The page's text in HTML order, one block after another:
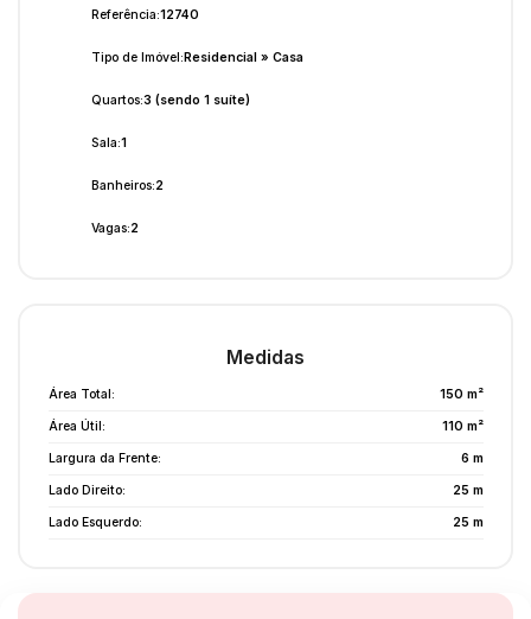
Referência:12740
Tipo de Imóvel:Residencial » Casa
Quartos:3 (sendo 1 suíte)
Sala:1
Banheiros:2
Vagas:2
Medidas
Área Total: 150 m²
Área Útil: 110 m²
Largura da Frente: 6 m
Lado Direito: 25 m
Lado Esquerdo: 25 m